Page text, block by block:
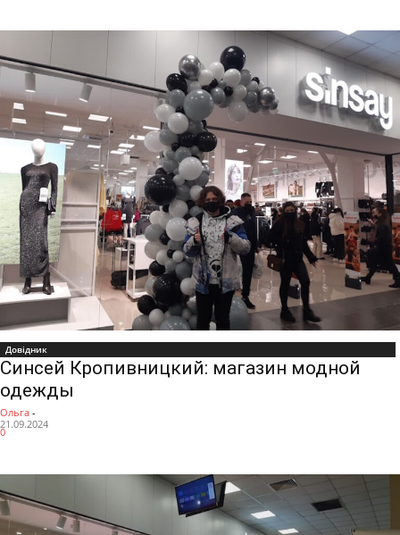
Довідник
Синсей Кропивницкий: магазин модной
одежды
Ольга -
21.09.2024
0